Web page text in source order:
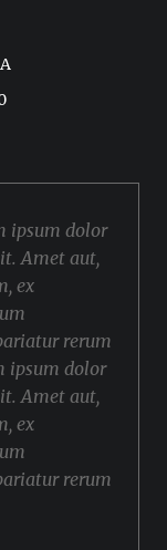
ipsum dolor
Amet aut,
ex
rerum
ipsum dolor
Amet aut,
ex
rerum